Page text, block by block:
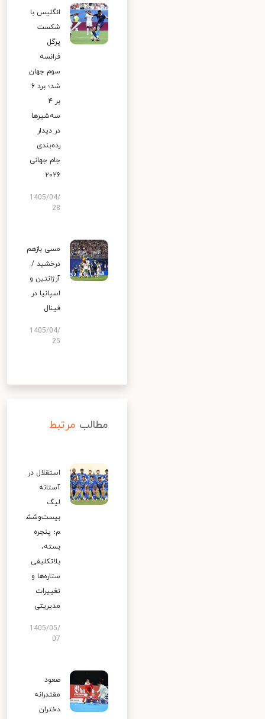
انگلیس با
شکست
پرگل
فرانسه
سوم جهان
شد؛ برد ۶
بر ۴
سه‌شیرها
در دیدار
رده‌بندی
جام جهانی
۲۰۲۶
1405/04/
28
مسی بازهم
درخشید /
آرژانتین و
اسپانیا در
فینال
1405/04/
25
مطالب مرتبط
استقلال در
آستانه
لیگ
بیست‌وشش
م؛ پنجره
بسته،
بلاتکلیفی
ستاره‌ها و
تغییرات
مدیریتی
1405/05/
07
صعود
مقتدرانه
دختران